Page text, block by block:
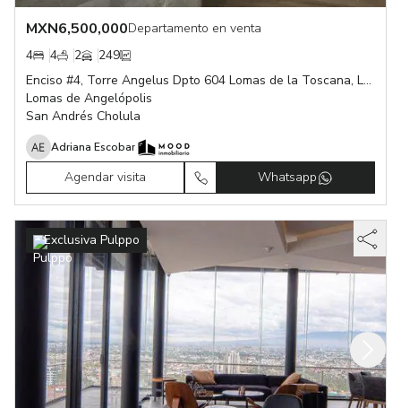
MXN6,500,000Departamento en venta
4
4 2
249
Enciso #4, Torre Angelus Dpto 604 Lomas de la Toscana, Lomas de Angelópolis, San Andrés Cholula Puebla
Lomas de Angelópolis
San Andrés Cholula
Adriana Escobar
Agendar visita Whatsapp
Exclusiva Pulppo